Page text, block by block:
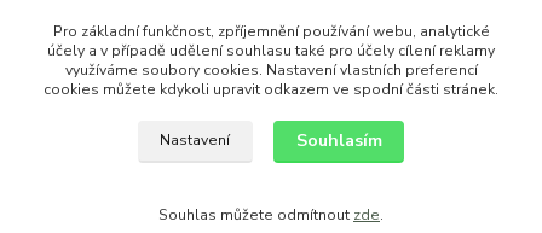
Korálky
Skleněné
Pro základní funkčnost, zpříjemnění používání webu, analytické
účely a v případě udělení souhlasu také pro účely cílení reklamy
využíváme soubory cookies. Nastavení vlastních preferencí
cookies můžete kdykoli upravit odkazem ve spodní části stránek.
Nastavení Souhlasím
Souhlas můžete odmítnout zde.